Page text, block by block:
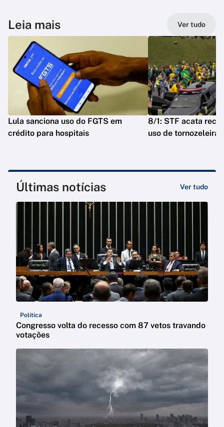
Leia mais Ver tudo
Lula sanciona uso do FGTS em
crédito para hospitais
8/1: STF acata
uso de tornozeleira
Últimas notícias Ver tudo
Política
Congresso volta do recesso com 87 vetos travando
votações